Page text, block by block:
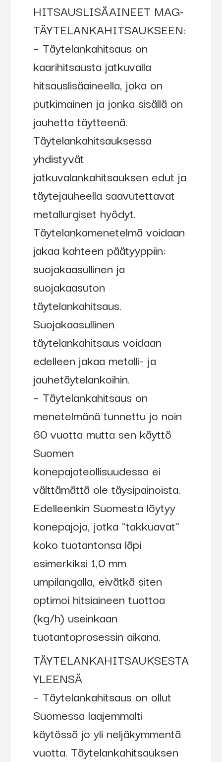
HITSAUSLISÄAINEET MAG-
TÄYTELANKAHITSAUKSEEN:
– Täytelankahitsaus on
kaarihitsausta jatkuvalla
hitsauslisäaineella, joka on
putkimainen ja jonka sisällä on
jauhetta täytteenä.
Täytelankahitsauksessa
yhdistyvät
jatkuvalankahitsauksen edut ja
täytejauheella saavutettavat
metallurgiset hyödyt.
Täytelankamenetelmä voidaan
jakaa kahteen päätyyppiin:
suojakaasullinen ja
suojakaasuton
täytelankahitsaus.
Suojakaasullinen
täytelankahitsaus voidaan
edelleen jakaa metalli- ja
jauhetäytelankoihin.
– Täytelankahitsaus on
menetelmänä tunnettu jo noin
60 vuotta mutta sen käyttö
Suomen
konepajateollisuudessa ei
välttämättä ole täysipainoista.
Edelleenkin Suomesta löytyy
konepajoja, jotka ”takkuavat”
koko tuotantonsa läpi
esimerkiksi 1,0 mm
umpilangalla, eivätkä siten
optimoi hitsiaineen tuottoa
(kg/h) useinkaan
tuotantoprosessin aikana.
TÄYTELANKAHITSAUKSESTA
YLEENSÄ
– Täytelankahitsaus on ollut
Suomessa laajemmalti
käytössä jo yli neljäkymmentä
vuotta. Täytelankahitsauksen